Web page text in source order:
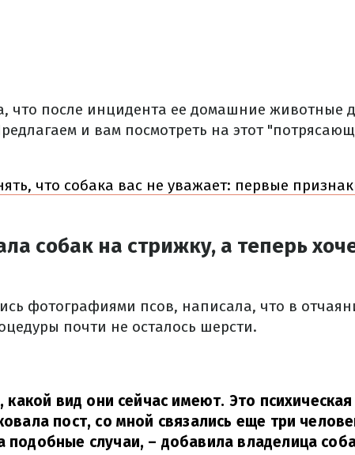
что после инцидента ее домашние животные
и вам посмотреть на этот
что собака вас не уважает: первые
собак на стрижку, а теперь
фотографиями псов, написала, что в
почти не осталось шерсти.
какой вид они сейчас имеют. Это
пост, со мной связались еще три
подобные случаи, – добавила владелица